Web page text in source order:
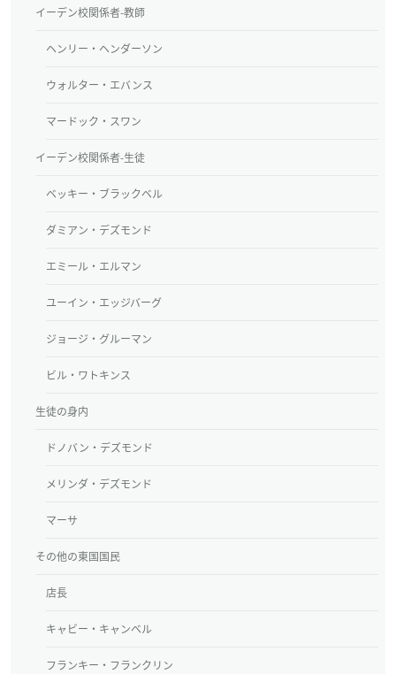
イーデン校関係者-教師
ヘンリー・ヘンダーソン
ウォルター・エバンス
マードック・スワン
イーデン校関係者-生徒
ベッキー・ブラックベル
ダミアン・デズモンド
エミール・エルマン
ユーイン・エッジバーグ
ジョージ・グルーマン
ビル・ワトキンス
生徒の身内
ドノバン・デズモンド
メリンダ・デズモンド
マーサ
その他の東国国民
店長
キャビー・キャンベル
フランキー・フランクリン